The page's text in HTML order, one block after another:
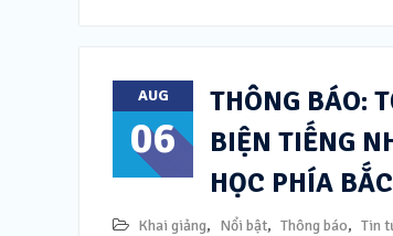
AUG
06
THÔNG BÁO:
BIỆN TIẾNG
HỌC PHÍA
Khai giảng, Nổi bật, Thông báo, Tin